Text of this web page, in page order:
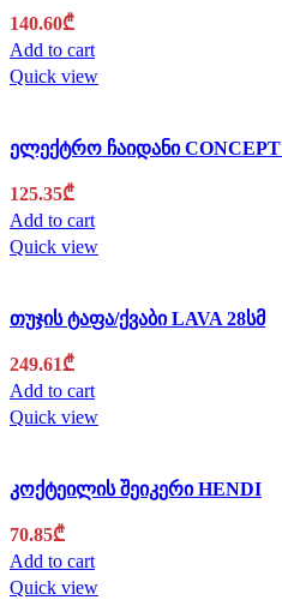
140.60₾
Add to cart
Quick view
ელექტრო ჩაიდანი CONCEPT
125.35₾
Add to cart
Quick view
თუჯის ტაფა/ქვაბი LAVA 28სმ
249.61₾
Add to cart
Quick view
კოქტეილის შეიკერი HENDI
70.85₾
Add to cart
Quick view